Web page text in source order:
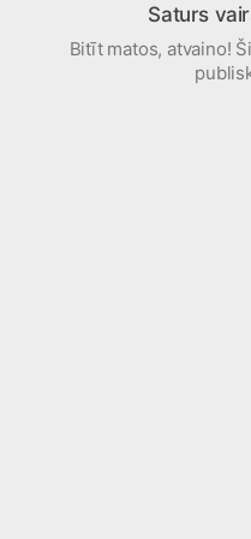
Saturs
Bitīt matos, atvaino!